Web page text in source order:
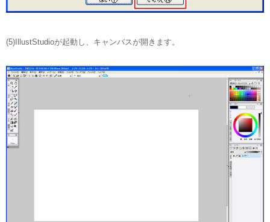
(5)IllustStudioが起動し、キャンバスが開きます。